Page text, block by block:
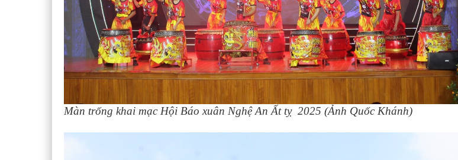
Màn trống khai mạc Hội Báo xuân Nghệ An Ất tỵ 2025 (Ảnh Quốc Khánh)